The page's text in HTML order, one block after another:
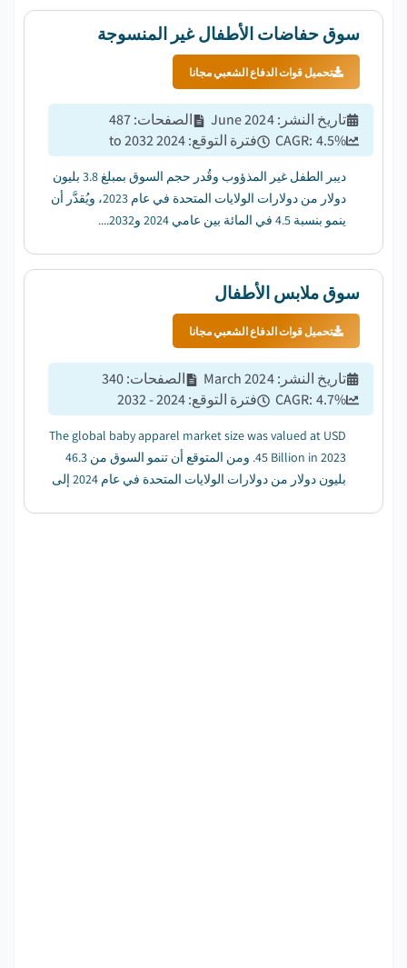
سوق حفاضات الأطفال غير المنسوجة
تحميل قوات الدفاع الشعبي مجانا
تاريخ النشر :
June 2024 الصفحات:
487
CAGR: 4.5% فترة التوقع:
2024 to 2032
ديبر الطفل غير المذؤوب وقُدر حجم السوق بمبلغ 3.8 بليون
دولار من دولارات الولايات المتحدة في عام 2023، ويُقدَّر أن
ينمو بنسبة 4.5 في المائة بين عامي 2024 و2032....
سوق ملابس الأطفال
تحميل قوات الدفاع الشعبي مجانا
تاريخ النشر :
March 2024 الصفحات:
340
CAGR: 4.7% فترة التوقع:
2024 - 2032
The global baby apparel market size was valued at USD
45 Billion in 2023. ومن المتوقع أن تنمو السوق من 46.3
بليون دولار من دولارات الولايات المتحدة في عام 2024 إلى